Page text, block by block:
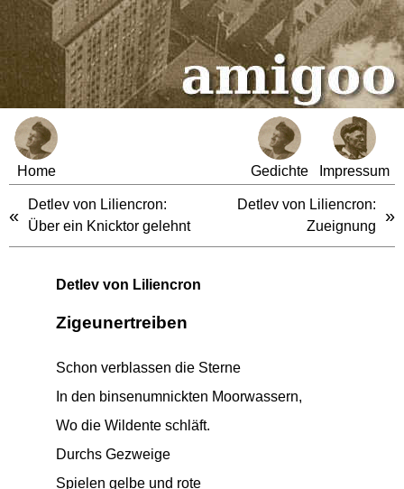
Home Gedichte Impressum
«
Detlev von Liliencron:
Über ein Knicktor gelehnt
Detlev von Liliencron:
Zueignung
»
Detlev von Liliencron
Zigeunertreiben
Schon verblassen die Sterne
In den binsenumnickten Moorwassern,
Wo die Wildente schläft.
Durchs Gezweige
Spielen gelbe und rote